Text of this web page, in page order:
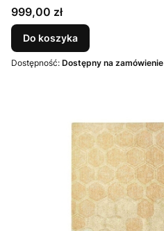
Cena
999,00 zł
Do koszyka
Dostępność: Dostępny na zamówienie